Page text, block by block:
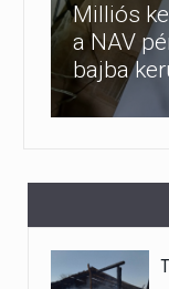
Milliós
a NAV
bajba